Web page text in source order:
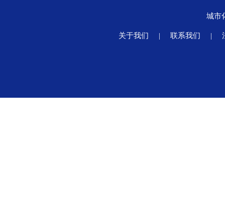
城市
关于我们 | 联系我们 |